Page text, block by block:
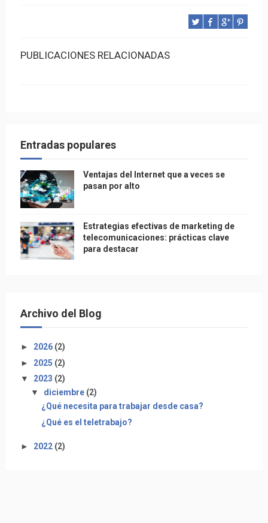
PUBLICACIONES RELACIONADAS
Entradas populares
Ventajas del Internet que a veces se
pasan por alto
Estrategias efectivas de marketing de
telecomunicaciones: prácticas clave
para destacar
Archivo del Blog
► 2026 (2)
► 2025 (2)
▼ 2023 (2)
▼ diciembre (2)
¿Qué necesita para trabajar desde casa?
¿Qué es el teletrabajo?
► 2022 (2)